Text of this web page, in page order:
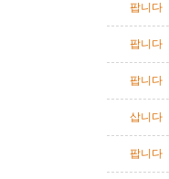
팝니다
팝니다
팝니다
삽니다
팝니다